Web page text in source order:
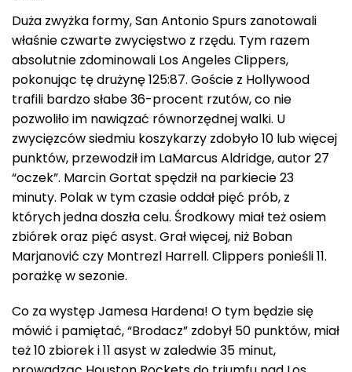
Duża zwyżka formy, San Antonio Spurs zanotowali
właśnie czwarte zwycięstwo z rzędu. Tym razem
absolutnie zdominowali Los Angeles Clippers,
pokonując tę drużynę 125:87. Goście z Hollywood
trafili bardzo słabe 36-procent rzutów, co nie
pozwoliło im nawiązać równorzędnej walki. U
zwycięzców siedmiu koszykarzy zdobyło 10 lub więcej
punktów, przewodził im LaMarcus Aldridge, autor 27
“oczek”. Marcin Gortat spędził na parkiecie 23
minuty. Polak w tym czasie oddał pięć prób, z
których jedna doszła celu. Środkowy miał też osiem
zbiórek oraz pięć asyst. Grał więcej, niż Boban
Marjanović czy Montrezl Harrell. Clippers ponieśli 11.
porażkę w sezonie.
Co za występ Jamesa Hardena! O tym będzie się
mówić i pamiętać, “Brodacz” zdobył 50 punktów, miał
też 10 zbiorek i 11 asyst w zaledwie 35 minut,